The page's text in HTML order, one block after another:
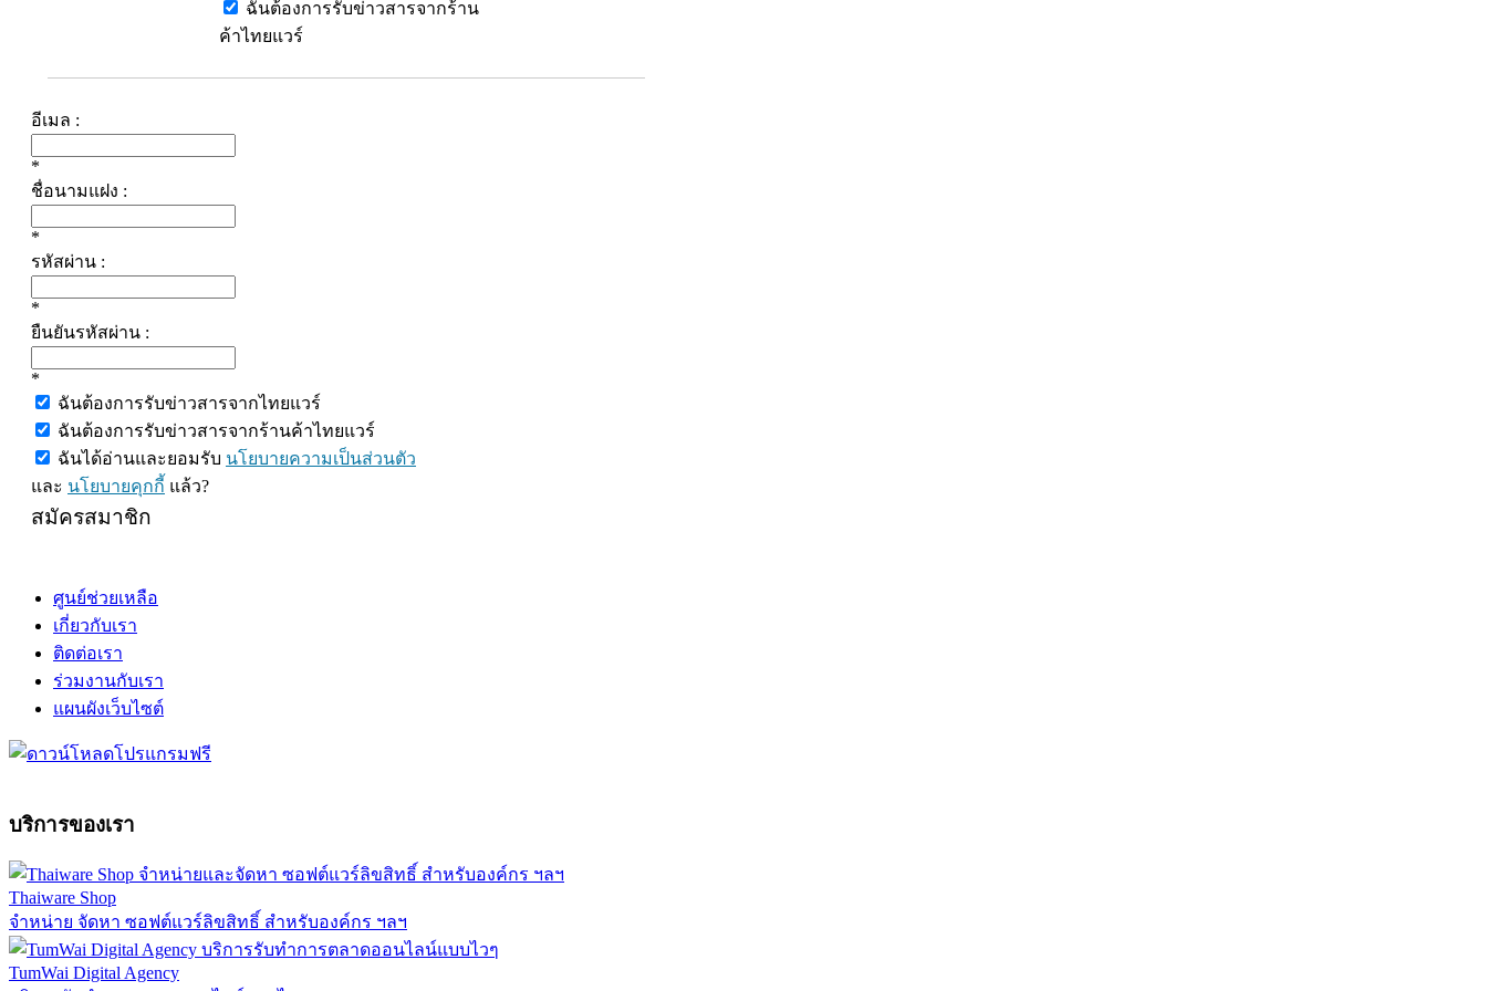
ฉันต้องการรับข่าวสารจากร้าน
ค้าไทยแวร์
อีเมล :
*
ชื่อนามแฝง :
*
รหัสผ่าน :
*
ยืนยันรหัสผ่าน :
*
ฉันต้องการรับข่าวสารจากไทยแวร์
ฉันต้องการรับข่าวสารจากร้านค้าไทยแวร์
ฉันได้อ่านและยอมรับ นโยบายความเป็นส่วนตัว
และ นโยบายคุกกี้ แล้ว?
สมัครสมาชิก
ศูนย์ช่วยเหลือ
เกี่ยวกับเรา
ติดต่อเรา
ร่วมงานกับเรา
แผนผังเว็บไซต์
บริการของเรา
Thaiware Shop
จำหน่าย จัดหา ซอฟต์แวร์ลิขสิทธิ์ สำหรับองค์กร ฯลฯ
TumWai Digital Agency